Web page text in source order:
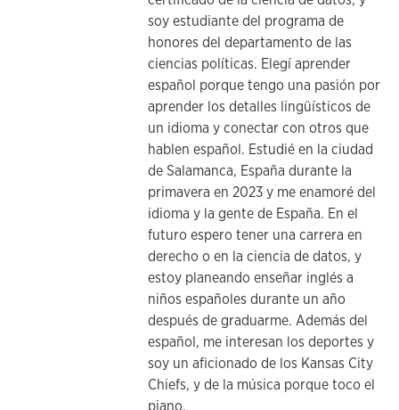
soy estudiante del programa de
honores del departamento de las
ciencias políticas. Elegí aprender
español porque tengo una pasión por
aprender los detalles lingüísticos de
un idioma y conectar con otros que
hablen español. Estudié en la ciudad
de Salamanca, España durante la
primavera en 2023 y me enamoré del
idioma y la gente de España. En el
futuro espero tener una carrera en
derecho o en la ciencia de datos, y
estoy planeando enseñar inglés a
niños españoles durante un año
después de graduarme. Además del
español, me interesan los deportes y
soy un aficionado de los Kansas City
Chiefs, y de la música porque toco el
piano.